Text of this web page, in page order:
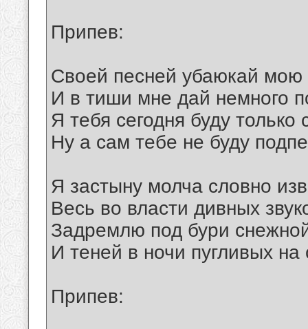
Припев:
Своей песней убаюкай мою
И в тиши мне дай немного
Я тебя сегодня буду только
Ну а сам тебе не буду
Я застыну молча словно
Весь во власти дивных
Задремлю под бури
И теней в ночи пугливых на
Припев: